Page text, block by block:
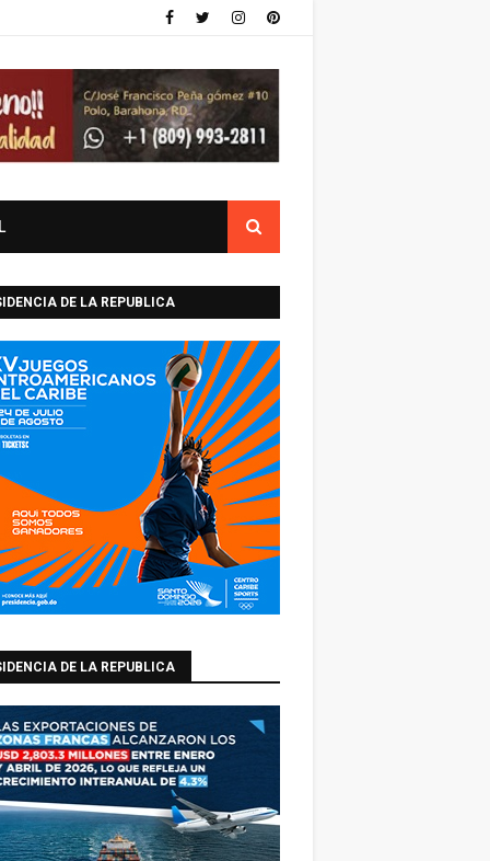
DE LA REPUBLICA
DE LA REPUBLICA